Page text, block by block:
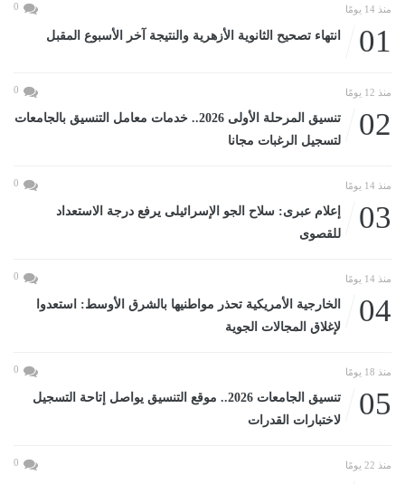
منذ 14 يومًا 0
01 انتهاء تصحيح الثانوية الأزهرية والنتيجة آخر الأسبوع المقبل
منذ 12 يومًا 0
02
تنسيق المرحلة الأولى 2026.. خدمات معامل التنسيق بالجامعات
لتسجيل الرغبات مجانا
منذ 14 يومًا 0
03
إعلام عبرى: سلاح الجو الإسرائيلى يرفع درجة الاستعداد
للقصوى
منذ 14 يومًا 0
04
الخارجية الأمريكية تحذر مواطنيها بالشرق الأوسط: استعدوا
لإغلاق المجالات الجوية
منذ 18 يومًا 0
05
تنسيق الجامعات 2026.. موقع التنسيق يواصل إتاحة التسجيل
لاختبارات القدرات
منذ 22 يومًا 0